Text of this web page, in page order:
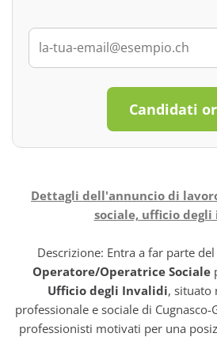
Candidati
Dettagli dell'annuncio di
sociale, ufficio
Descrizione: Entra a far parte
Operatore/Operatrice Sociale
Ufficio degli Invalidi, situato
professionale e sociale di
professionisti motivati per una